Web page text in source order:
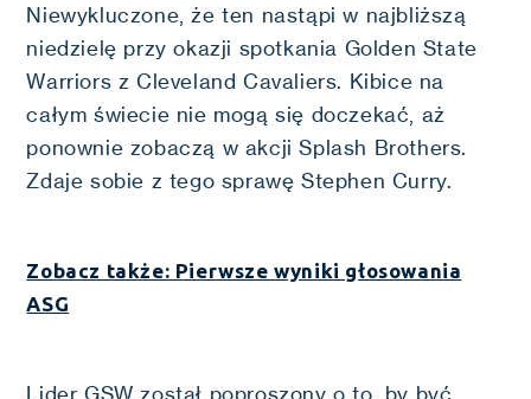
Niewykluczone, że ten nastąpi w najbliższą
niedzielę przy okazji spotkania Golden State
Warriors z Cleveland Cavaliers. Kibice na
całym świecie nie mogą się doczekać, aż
ponownie zobaczą w akcji Splash Brothers.
Zdaje sobie z tego sprawę Stephen Curry.
Zobacz także: Pierwsze wyniki głosowania
ASG